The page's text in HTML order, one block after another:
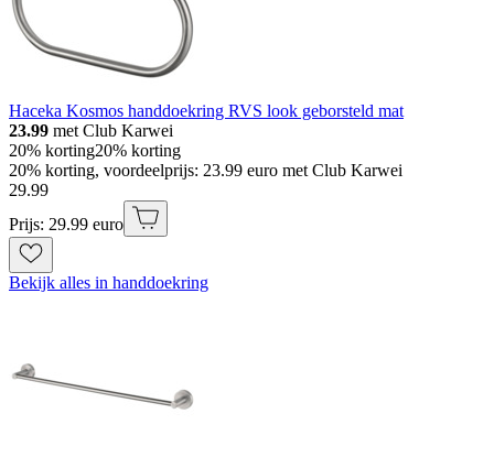
Haceka Kosmos handdoekring RVS look geborsteld mat
23.99 met Club Karwei
20% korting20% korting
20% korting, voordeelprijs: 23.99 euro met Club Karwei
29.99
Prijs: 29.99 euro
Bekijk alles in handdoekring